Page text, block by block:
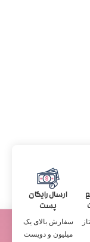
ارسال رایگان
پست
سفارش بالای یک
میلیون و دویست